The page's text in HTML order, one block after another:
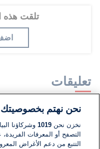
تلقت هذه
تعليقات
لا توجد تعليقات مكتوبة
اكتب تعليقًا جديدًا
نحن نهتم بخصوصيتك
نخزن نحن1019 وشركاؤنا
التصفح أو المعرفات
التتبع من دعم الأغراض